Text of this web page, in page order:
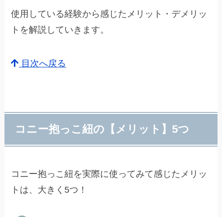
使用している経験から感じたメリット・デメリッ
トを解説していきます。
目次へ戻る
コニー抱っこ紐の【メリット】5つ
コニー抱っこ紐を実際に使ってみて感じたメリッ
トは、大きく5つ！